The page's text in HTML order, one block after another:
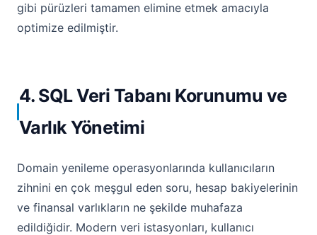
gibi pürüzleri tamamen elimine etmek amacıyla
optimize edilmiştir.
4. SQL Veri Tabanı Korunumu ve
Varlık Yönetimi
Domain yenileme operasyonlarında kullanıcıların
zihnini en çok meşgul eden soru, hesap bakiyelerinin
ve finansal varlıkların ne şekilde muhafaza
edildiğidir. Modern veri istasyonları, kullanıcı